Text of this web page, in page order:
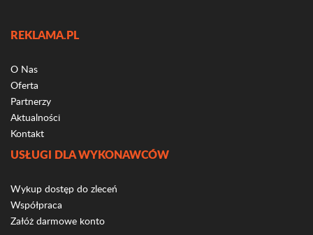
REKLAMA.PL
O Nas
Oferta
Partnerzy
Aktualności
Kontakt
USŁUGI DLA WYKONAWCÓW
Wykup dostęp do zleceń
Współpraca
Załóż darmowe konto